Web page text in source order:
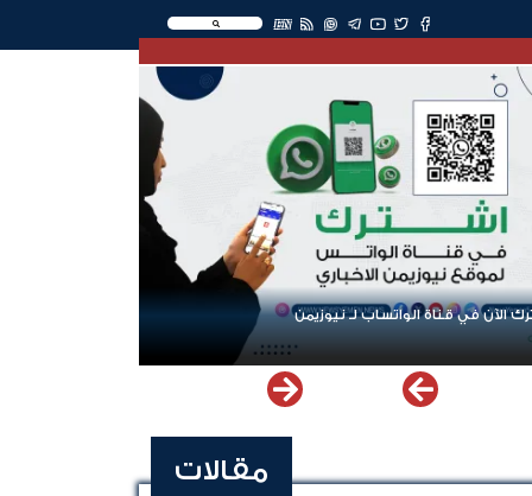
EN
الآن في قناة الواتساب لـ نيوزيمن
مقالات